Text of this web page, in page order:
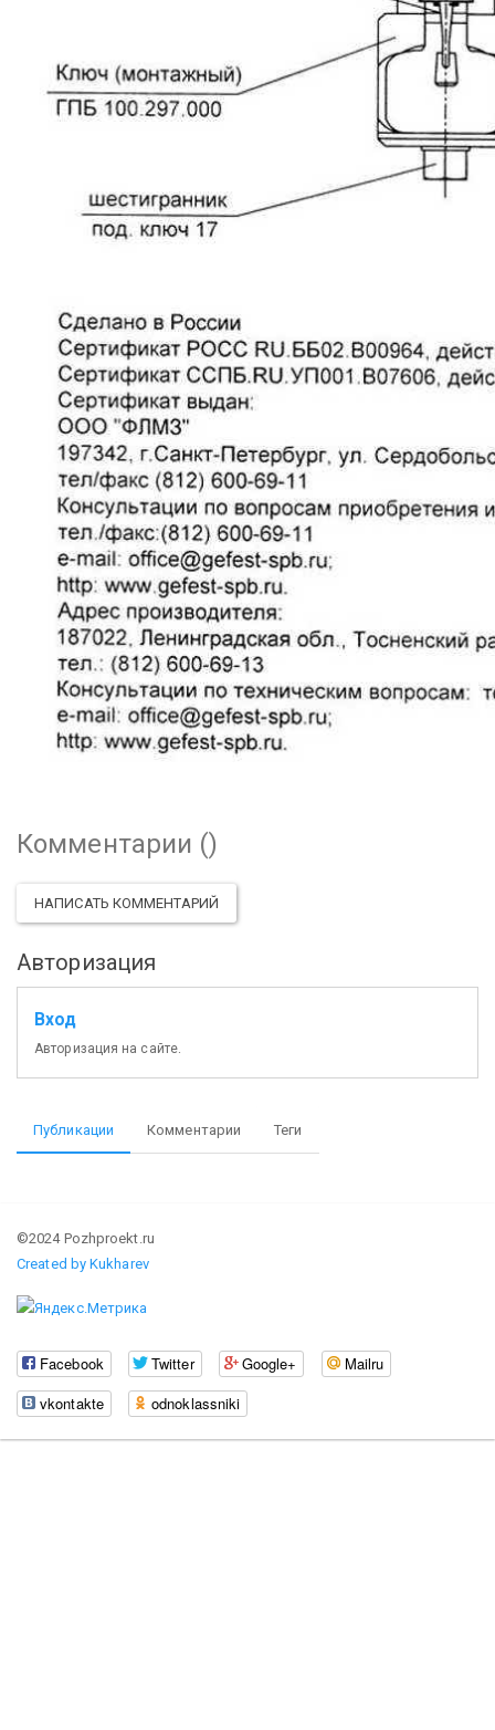
Комментарии ()
НАПИСАТЬ КОММЕНТАРИЙ
Авторизация
Вход
Авторизация на сайте.
Публикации Комментарии Теги
©2024 Pozhproekt.ru
Created by Kukharev
Facebook Twitter Google+
Mailru
vkontakte
odnoklassniki